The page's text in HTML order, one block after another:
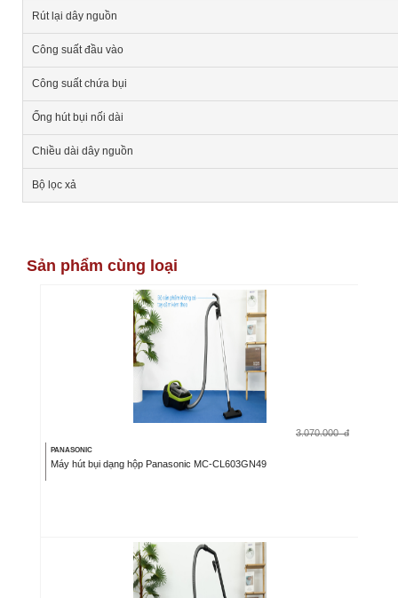
Rút lại dây nguồn
Công suất đầu vào
Công suất chứa bụi
Ống hút bụi nối dài
Chiều dài dây nguồn
Bộ lọc xả
Sản phẩm cùng loại
3.070.000 đ
PANASONIC
Máy hút bụi dạng hộp Panasonic MC-CL603GN49